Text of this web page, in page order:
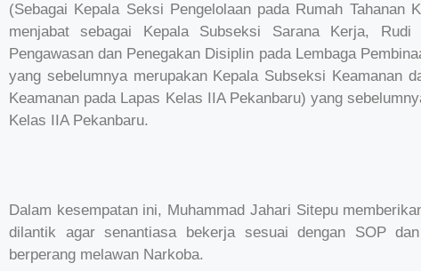
(Sebagai Kepala Seksi Pengelolaan pada Rumah Tahanan
menjabat sebagai Kepala Subseksi Sarana Kerja,
Pengawasan dan Penegakan Disiplin pada Lembaga
yang sebelumnya merupakan Kepala Subseksi Keamanan
Keamanan pada Lapas Kelas IIA Pekanbaru) yang
Kelas IIA Pekanbaru.
Dalam kesempatan ini, Muhammad Jahari Sitepu
dilantik agar senantiasa bekerja sesuai dengan SOP
berperang melawan Narkoba.